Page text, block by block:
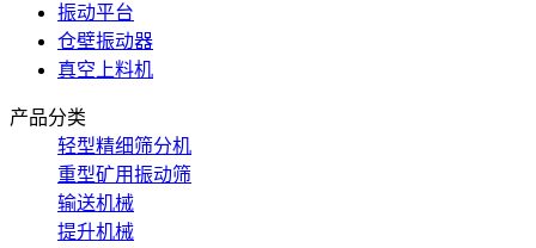
振动平台
仓壁振动器
真空上料机
产品分类
轻型精细筛分机
重型矿用振动筛
输送机械
提升机械